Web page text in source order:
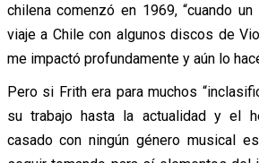
chilena comenzó en 1969, “cuando
viaje a Chile con algunos discos de
me impactó profundamente y aún lo
Pero si Frith era para muchos
su trabajo hasta la actualidad y el
casado con ningún género musical